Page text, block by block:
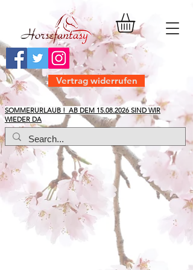
​SOMMERURLAUB ! AB DEM 15.08.2026 SIND WIR
WIEDER DA
Vertrag widerrufen